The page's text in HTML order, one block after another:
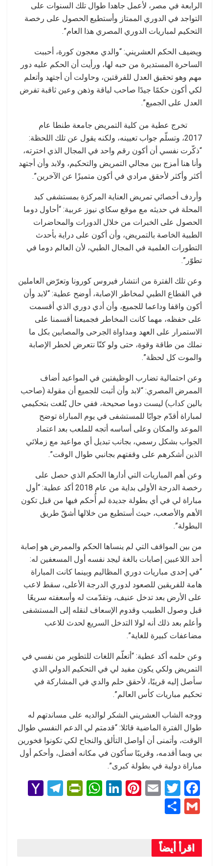
الرابعة في مصر، لأعمل جاهدا طوال تلك السنوات على
التواجد في الدوري الممتاز وأستطيع الحصول على رخصة
التحكيم لمباريات الدوري المصري هذا العام”.
ويضيف الحكم العشريني: “والدي معجون كورة، أحببت
الساحرة المستديرة من حبه لها، ورأيت أن الحكم عليه دور
مهم وهو تحقيق العدل للفرقتين، وحاولت أن أجتهد وأتعلم
لكي أكون حكمًا جيدًا صاحب لياقة وذهن وعين ثاقبة تفرض
العدل على الجميع”.
تخرج عطية من كلية التمريض جامعة طنطا عام
2017، وتسلّم جواب تعيينه، ولكنه يقول عن تلك اللحظة:
“ذكّرت نفسي أن أكون رقم واحد في المجال الذي اخترته،
وأنا هنا أمزج بين مجالي التمريض والتحكيم، ولابد وأن أجتهد
أكثر وأكثر لأحقق مرادي في أكون متميزًا عن الآخرين”.
وأردف أخصائي تمريض العناية المركزة بمستشفى كبد
المحلة في حديثه مع موقع سكاي نيوز عربية: “أحاول دوما
الحصول على الخبرات من خلال الدورات والمحاضرات
الطبية الخاصة بالتمريض، وأن أكون على دراية بأحدث
التطورات العلمية في المجال الطبي، لأن العالم دوما في
تطوّر”.
وعن تلك الفترة من انتشار فيروس كورونا وتعرّض العاملين
في القطاع الطبي لمخاطر الإصابة، أوضح عطية: “لابد وأن
أكون واقفا وداعما للجميع، وأن أدي دوري الذي أقسمت
على حفظه، مهما كانت المخاطر فجميعنا أقسمنا على
الاستمرار على العهد ومداواة الجرحى والمصابين بكل ما
نملك من طاقة وقوة، حتى ولو كنّا نتعرض لخطر الإصابة
والموت كل لحظة”.
وعن احتمالية تضارب الوظيفتين في المواعيد أضاف
الممرض المصري: “لابد وأن أثبت للجميع أن مقولة (صاحب
بالين كداب) ليست دوما صحيحة، ففي حال بُلغت بتحكيمي
لمباراة أقدّم جوابًا للمستشفى في يوم المباراة توضح
الموعد والمكان وعلى أساسه أتجه للملعب بعد اعتماد
الجواب بشكل رسمي، بجانب تبديل أي مواعيد مع زملائي
الذين أشكرهم على وقفتهم بجانبي طوال الوقت”.
وعن أهم المباريات التي أدارها الحكم الذي حصل على
رخصة الدرجة الأولى بداية من عام 2018 أكد عطية: “أول
مباراة لي في أي بطولة جديدة لم أُحكم فيها من قبل تكون
الأهم والأصعب، حيث أستطيع من خلالها أشقّ طريق
البطولة”.
من بين المواقف التي لم ينساها الحكم والممرض هو إصابة
أحد اللاعبين إصابات بالغة ليجد نفسه أول المسعفين له:
“في إحدى مباريات دوري المظاليم وبينما كانت المباراة
هامة للفريقين للصعود لدوري الدرجة الأعلى، سقط لاعب
على الأرض بعد تدخل عنيف، وتقدّمت له وأسعفته سريعًا
قبل وصول الطبيب وقدوم الإسعاف لنقله إلى المستشفى
وأعلم بعد ذلك أنه لولا التدخل السريع لحدث للاعب
مضاعفات كبيرة للغاية”.
وعن حلمه أكد عطية: “أتعلّم اللغات للتطوير من نفسي في
التمريض ولكي يكون مفيد لي في التحكيم الدولي الذي
سأصل إليه قريبًا، لأحقق حلم والدي في المشاركة في
تحكيم مباريات كأس العالم”.
ووجه الشاب العشريني الشكر لوالديه على مساندتهم له
طوال الفترة الماضية قائلا: “قدمتم لي الدعم النفسي طوال
الوقت، وأتمنى أن أواصل التألق والنجاح لكي تكونوا فخورين
بي وبما أقدمه، وقريبًا سأكون في مكانه أفضل، وأحكم أول
مباراة دولية في بطولة كبرى”.
F
a
ce
b
o
T
er
E
Pi
Li
W
Pr
T
G
ail
ar
e
اقرأ أيضاً